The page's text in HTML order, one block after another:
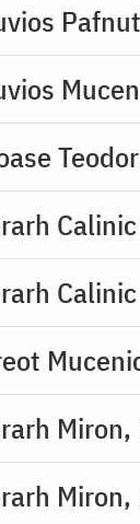
Miron,
Miron,